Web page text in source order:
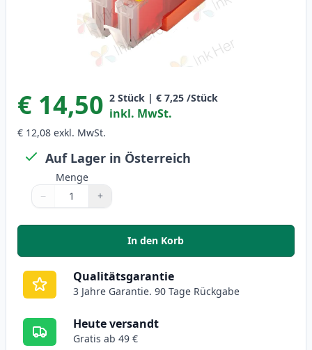
€ 14,50 2 Stück | € 7,25 /Stück
inkl. MwSt.
€ 12,08 exkl. MwSt.
Auf Lager in Österreich
Menge
Menge
Verwenden Sie die Tasten, um anzupassen
− +
Menge 1
In den Korb
, 2 stück Canon CLI-571XL
Qualitätsgarantie
3 Jahre Garantie. 90 Tage Rückgabe
Heute versandt
Gratis ab 49 €